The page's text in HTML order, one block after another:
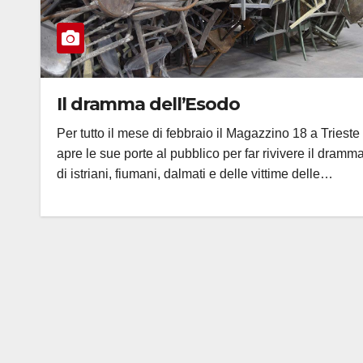
Il dramma dell’Esodo
Per tutto il mese di febbraio il Magazzino 18 a Trieste
apre le sue porte al pubblico per far rivivere il
di istriani, fiumani, dalmati e delle vittime delle…